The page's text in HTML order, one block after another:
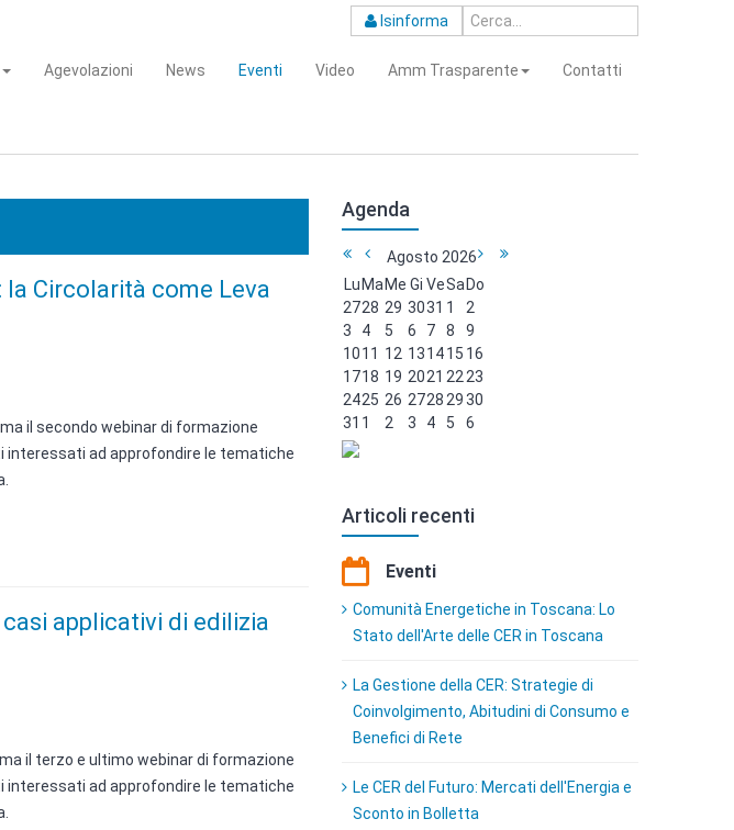
Isinforma
Agevolazioni News Eventi Video Amm Trasparente Contatti
Circolarità come Leva
il secondo webinar di formazione
ad approfondire le tematiche
applicativi di edilizia
il terzo e ultimo webinar di formazione
ad approfondire le tematiche
Agenda
Agosto 2026
Lu Ma Me Gi VeSa Do
2728 29 3031 1
2
3
4 5 6 7 8
9
1011 12 131415 16
1718 19 2021 22 23
2425 26 2728 2930
31 1 2 3 4 5 6
Articoli recenti
Eventi
Comunità Energetiche in Toscana: Lo
Stato dell'Arte delle CER in Toscana
La Gestione della CER: Strategie di
Coinvolgimento, Abitudini di Consumo e
Benefici di Rete
Le CER del Futuro: Mercati dell'Energia e
Sconto in Bolletta